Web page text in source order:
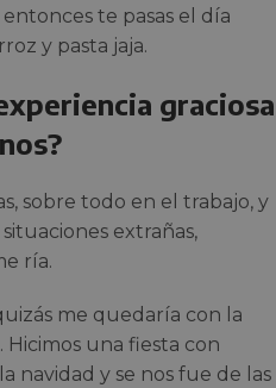
te pasas el día
y pasta jaja.
graciosa
sobre todo en el trabajo, y
extrañas,
ría.
me quedaría con la
una fiesta con
navidad y se nos fue de las